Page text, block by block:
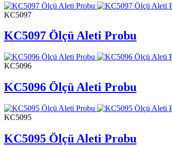
KC5097
KC5097 Ölçü Aleti Probu
KC5096
KC5096 Ölçü Aleti Probu
KC5095
KC5095 Ölçü Aleti Probu